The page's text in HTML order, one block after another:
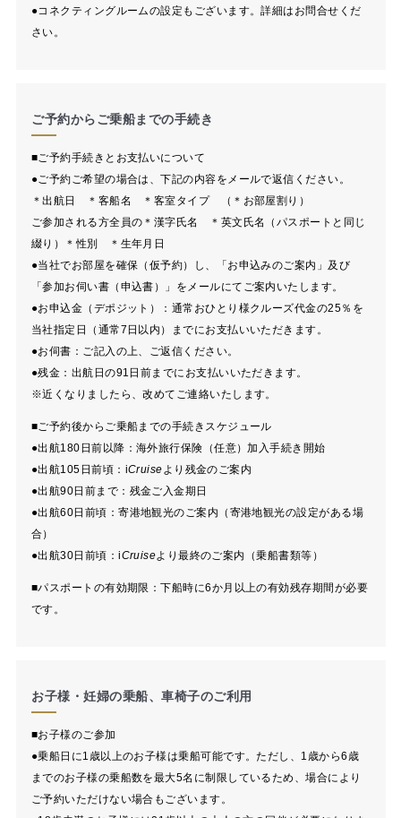
●コネクティングルームの設定もございます。詳細はお問合せくだ
さい。
ご予約からご乗船までの手続き
■ご予約手続きとお支払いについて
●ご予約ご希望の場合は、下記の内容をメールで返信ください。
＊出航日 ＊客船名 ＊客室タイプ （＊お部屋割り）
ご参加される方全員の＊漢字氏名 ＊英文氏名（パスポートと同じ
綴り）＊性別 ＊生年月日
●当社でお部屋を確保（仮予約）し、「お申込みのご案内」及び
「参加お伺い書（申込書）」をメールにてご案内いたします。
●お申込金（デポジット）：通常おひとり様クルーズ代金の25％を
当社指定日（通常7日以内）までにお支払いいただきます。
●お伺書：ご記入の上、ご返信ください。
●残金：出航日の91日前までにお支払いいただきます。
※近くなりましたら、改めてご連絡いたします。
■ご予約後からご乗船までの手続きスケジュール
●出航180日前以降：海外旅行保険（任意）加入手続き開始
●出航105日前頃： iCruiseより残金のご案内
●出航90日前まで：残金ご入金期日
●出航60日前頃：寄港地観光のご案内（寄港地観光の設定がある場
合）
●出航30日前頃：iCruiseより最終のご案内（乗船書類等）
■パスポートの有効期限：下船時に6か月以上の有効残存期間が必要
です。
お子様・妊婦の乗船、車椅子のご利用
■お子様のご参加
●乗船日に1歳以上のお子様は乗船可能です。ただし、1歳から6歳
までのお子様の乗船数を最大5名に制限しているため、場合により
ご予約いただけない場合もございます。